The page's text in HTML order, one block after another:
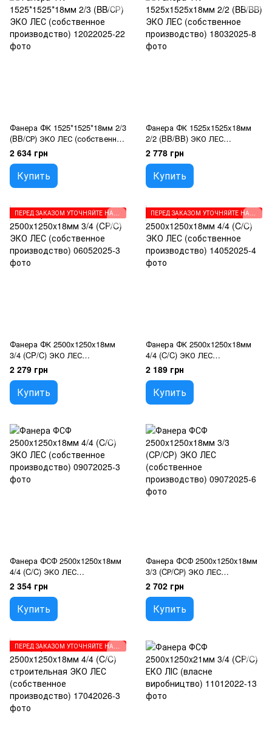
Фанера ФК 1525*1525*18мм 2/3
(BB/СР) ЭКО ЛЕС (собственное
производство)
2 634 грн
Купить
Фанера ФК 1525x1525x18мм
2/2 (BB/BB) ЭКО ЛЕС
(собственное производство)
2 778 грн
Купить
ПЕРЕД ЗАКАЗОМ УТОЧНЯЙТЕ НАПРАВЛЕНИЕ ВОЛОКОН
Фанера ФК 2500x1250x18мм
3/4 (CP/C) ЭКО ЛЕС
(собственное производство)
2 279 грн
Купить
ПЕРЕД ЗАКАЗОМ УТОЧНЯЙТЕ НАПРАВЛЕНИЕ ВОЛОКОН
Фанера ФК 2500x1250x18мм
4/4 (C/C) ЭКО ЛЕС
(собственное производство)
2 189 грн
Купить
Фанера ФСФ 2500x1250x18мм
4/4 (C/C) ЭКО ЛЕС
(собственное производство)
2 354 грн
Купить
Фанера ФСФ 2500x1250x18мм
3/3 (CР/CР) ЭКО ЛЕС
(собственное производство)
2 702 грн
Купить
ПЕРЕД ЗАКАЗОМ УТОЧНЯЙТЕ НАПРАВЛЕНИЕ ВОЛОКОН